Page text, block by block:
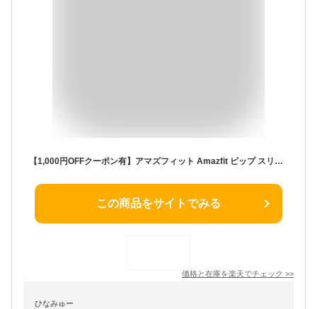
【1,000円OFFクーポン有】アマズフィット Amazfit ビップ スリー プロ Bip 3 Pro クリーム sp170047C177 メンズ レディース スマートウォッチ iOS Android おすすめ 健康管理 心拍計 歩数計 睡眠 ストレス 計測 通知 時計 [ラッピング無料 母の日 ギフト]
この商品をサイトでみる
価格と在庫を楽天でチェック >>
ひなみゅー